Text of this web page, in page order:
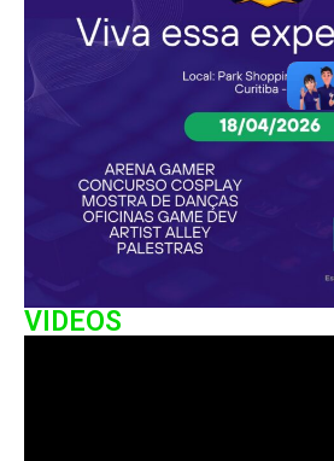
VIDEOS